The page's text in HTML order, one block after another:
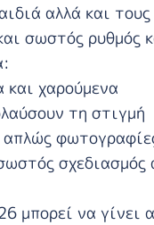
αλλά και
σωστός ρυθμός
χαρούμενα
τη στιγμή
απλώς
μπορεί να γίνει